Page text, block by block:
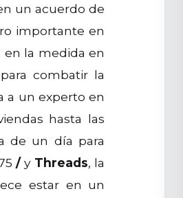
un acuerdo de
importante en
la medida en
combatir la
a un experto en
hasta las
de un día para
/y Threads, la
estar en un